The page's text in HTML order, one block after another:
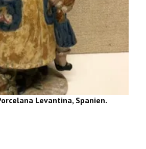
Levantina, Spanien.